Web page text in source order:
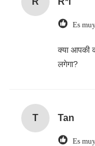
Es
‌क्या आपकी
लगेगा?
T Tan
Es